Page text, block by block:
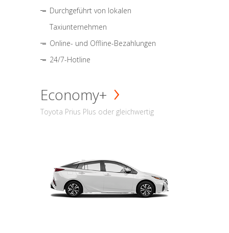
Durchgeführt von lokalen
Taxiunternehmen
Online- und Offline-Bezahlungen
24/7-Hotline
Economy+
Toyota Prius Plus oder gleichwertig